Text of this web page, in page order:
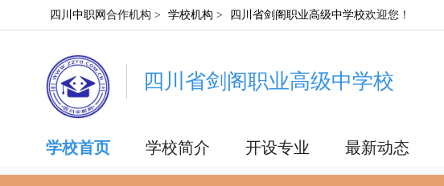
四川中职网 合作机构 > 学校机构 > 四川省剑阁职业高级中学校欢迎您！
四川省剑阁职业高级中学校
学校首页 学校简介 开设专业 最新动态